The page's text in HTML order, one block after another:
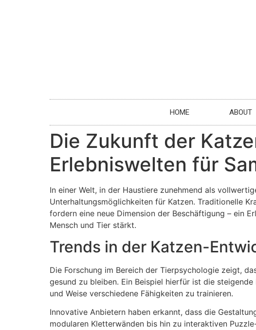
HOME ABOUT
Die Zukunft der
Erlebniswelten für
In einer Welt, in der Haustiere zunehmend als
Unterhaltungsmöglichkeiten für Katzen. Traditionelle
fordern eine neue Dimension der Beschäftigung – ein
Mensch und Tier stärkt.
Trends in der Katzen-
Die Forschung im Bereich der Tierpsychologie zeigt,
gesund zu bleiben. Ein Beispiel hierfür ist die
und Weise verschiedene Fähigkeiten zu trainieren.
Innovative Anbietern haben erkannt, dass die
modularen Kletterwänden bis hin zu interaktiven